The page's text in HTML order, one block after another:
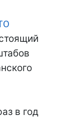
в год